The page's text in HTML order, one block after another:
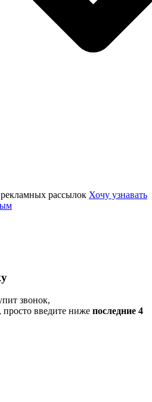
рассылок Хочу узнавать
звонок,
просто введите ниже последние 4